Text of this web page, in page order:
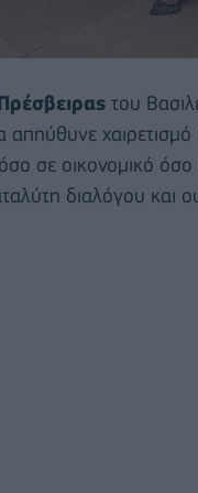
του
απηύθυνε χαιρετισμό
σε οικονομικό όσο
διαλόγου και